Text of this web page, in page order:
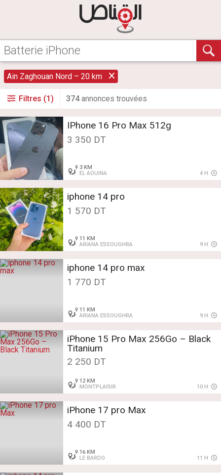
Ain Zaghouan Nord – 20 km
Filtres (1) 374annonces trouvées
IPhone 16 Pro Max 512g
3 350 DT
3 KM
EL AOUINA
4 H
iphone 14 pro
1 570 DT
11 KM
ARIANA ESSOUGHRA
9 H
iphone 14 pro max
1 770 DT
11 KM
ARIANA ESSOUGHRA
9 H
iPhone 15 Pro Max 256Go – Black
Titanium
2 250 DT
12 KM
MONTPLAISIR
10 H
iPhone 17 pro Max
4 400 DT
16 KM
LE BARDO
11 H